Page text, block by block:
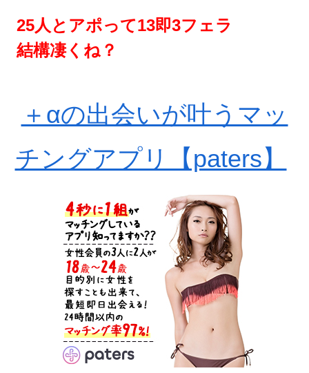
25人とアポって13即3フェラ
結構凄くね？
＋αの出会いが叶うマッ
チングアプリ【paters】